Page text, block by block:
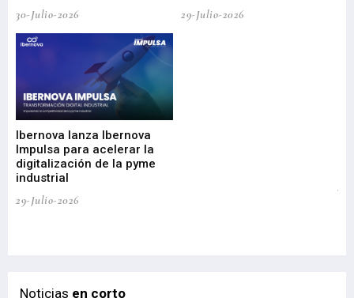
30-Julio-2026
29-Julio-2026
Ibernova lanza Ibernova
Impulsa para acelerar la
digitalización de la pyme
industrial
29-Julio-2026
Noticias en corto